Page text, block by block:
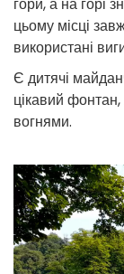
цьому місці
використані
Є дитячі
цікавий
вогнями.